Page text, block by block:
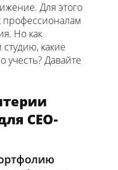
Для этого
профессионалам
Но как
какие
Давайте
СЕО-